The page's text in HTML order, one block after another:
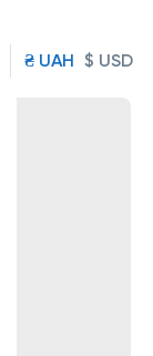
₴ UAH $ USD